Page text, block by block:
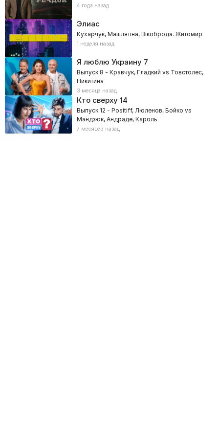
4 года назад
Элиас
Кухарчук, Машлятіна, Вікоброда. Житомир
1 неделя назад
Я люблю Украину7
Выпуск 8 - Кравчук, Гладкий vs Товстолес,
Никитина
3 месяца назад
Кто сверху14
Выпуск 12 - Positiff, Люленов, Бойко vs
Мандзюк, Андраде, Кароль
7 месяцев назад